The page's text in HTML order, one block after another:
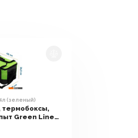
(зеленый)
термобоксы,
Green Line